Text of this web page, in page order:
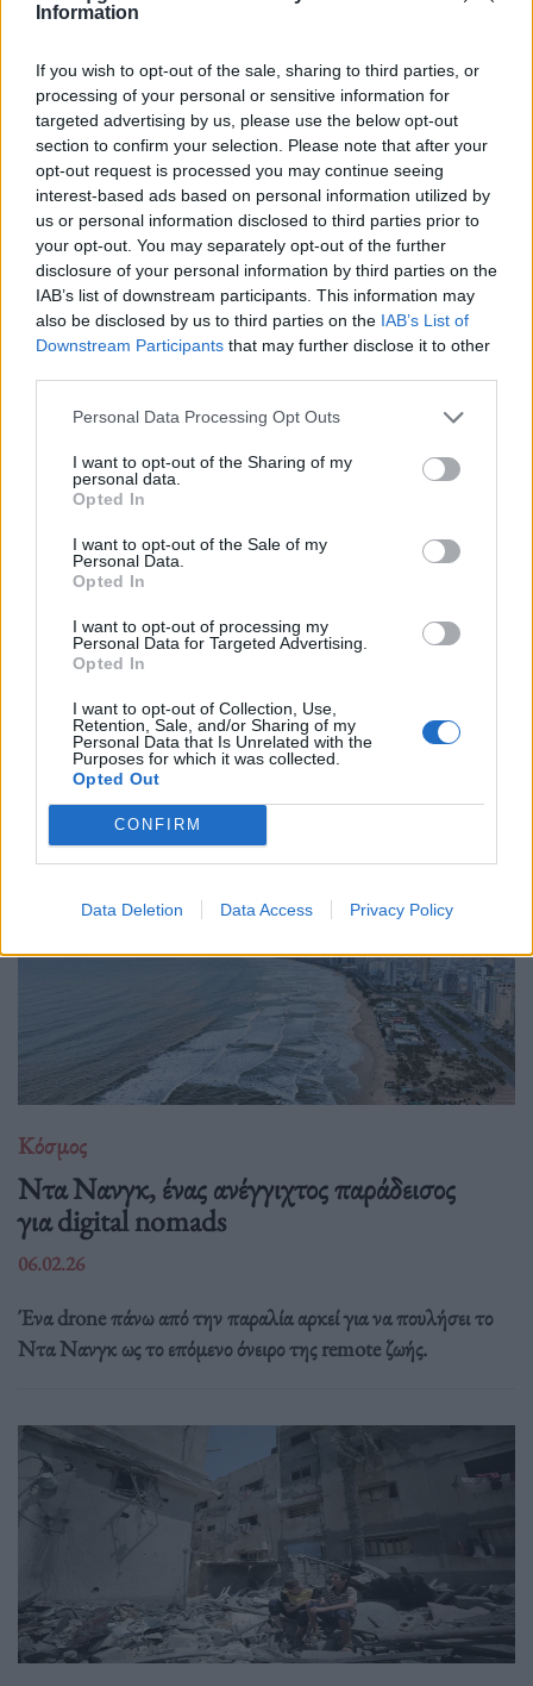
Information
If you wish to opt-out of the sale, sharing to third parties, or
processing of your personal or sensitive information for
targeted advertising by us, please use the below opt-out
section to confirm your selection. Please note that after your
opt-out request is processed you may continue seeing
interest-based ads based on personal information utilized by
us or personal information disclosed to third parties prior to
your opt-out. You may separately opt-out of the further
disclosure of your personal information by third parties on the
IAB’s list of downstream participants. This information may
also be disclosed by us to third parties on the IAB’s List of
Downstream Participants that may further disclose it to other
Personal Data Processing Opt Outs
I want to opt-out of the Sharing of my
personal data.
Opted In
I want to opt-out of the Sale of my
Personal Data.
Opted In
I want to opt-out of processing my
Personal Data for Targeted Advertising.
Opted In
I want to opt-out of Collection, Use,
Retention, Sale, and/or Sharing of my
Personal Data that Is Unrelated with the
Purposes for which it was collected.
Opted Out
CONFIRM
Data Deletion Data Access Privacy Policy
πετρέλαιο γίνεται γεωπολιτική ασφυξία
Ο Περσικός Κόλπος θυμίζει ξανά ότι η παγκόσμια οικονομία
εξακολουθεί να αναπνέει μέσα από έναν στενό θαλάσσιο
διάδρομο: τα Στενά του Ορμούζ.
Τι σημαίνει η στρατηγική αβεβαιότητα
ΗΠΑ–Ρωσίας και ο ρόλος της Κίνας
06.02.26
Η «άτυπη» συμφωνία Ουάσινγκτον–Μόσχας για τα
πυρηνικά μοιάζει με διπλωματικό θέατρο: χωρίς δεσμεύσεις,
χωρίς έλεγχο, με μόνο αποτέλεσμα την ψευδαίσθηση
ασφάλειας.
Κόσμος
Ντα Νανγκ, ένας ανέγγιχτος παράδεισος
για digital nomads
06.02.26
Ένα drone πάνω από την παραλία αρκεί για να πουλήσει το
Ντα Νανγκ ως το επόμενο όνειρο της remote ζωής.